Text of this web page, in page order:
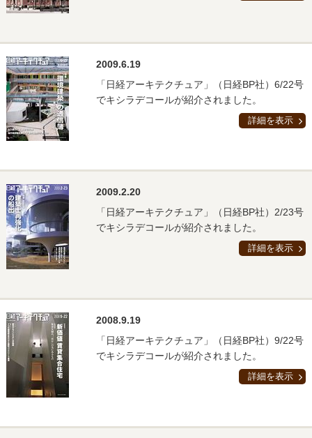
2009.6.19
「日経アーキテクチュア」（日経BP社）6/22号
でキシラデコールが紹介されました。
詳細を表示
2009.2.20
「日経アーキテクチュア」（日経BP社）2/23号
でキシラデコールが紹介されました。
詳細を表示
2008.9.19
「日経アーキテクチュア」（日経BP社）9/22号
でキシラデコールが紹介されました。
詳細を表示